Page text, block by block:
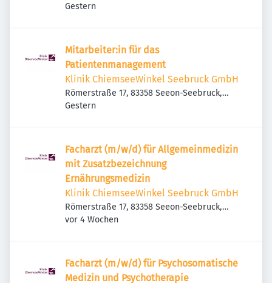
Deutschland
Veröffentlicht
Gestern
Mitarbeiter:in für das
Patientenmanagement
Klinik ChiemseeWinkel Seebruck GmbH
Römerstraße 17, 83358 Seeon-Seebruck,
Deutschland
Veröffentlicht
Gestern
Facharzt (m/w/d) für Allgemeinmedizin
mit Zusatzbezeichnung
Ernährungsmedizin
Klinik ChiemseeWinkel Seebruck GmbH
Römerstraße 17, 83358 Seeon-Seebruck,
Deutschland
Veröffentlicht
vor 4 Wochen
Facharzt (m/w/d) für Psychosomatische
Medizin und Psychotherapie